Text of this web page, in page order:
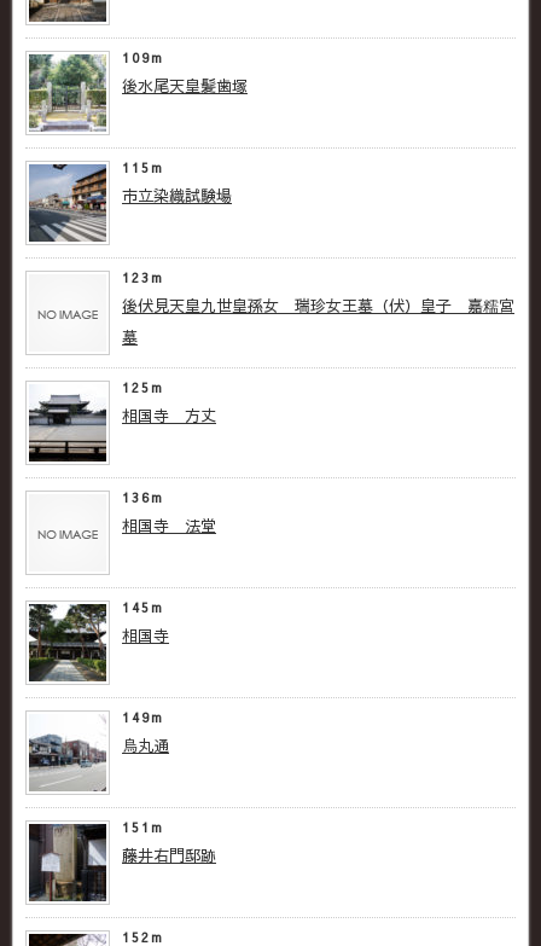
109m
後水尾天皇髪歯塚
115m
市立染織試験場
123m
後伏見天皇九世皇孫女 瑞珍女王墓（伏） 皇子 嘉糯宮
墓
125m
相国寺 方丈
136m
相国寺 法堂
145m
相国寺
149m
烏丸通
151m
藤井右門邸跡
152m